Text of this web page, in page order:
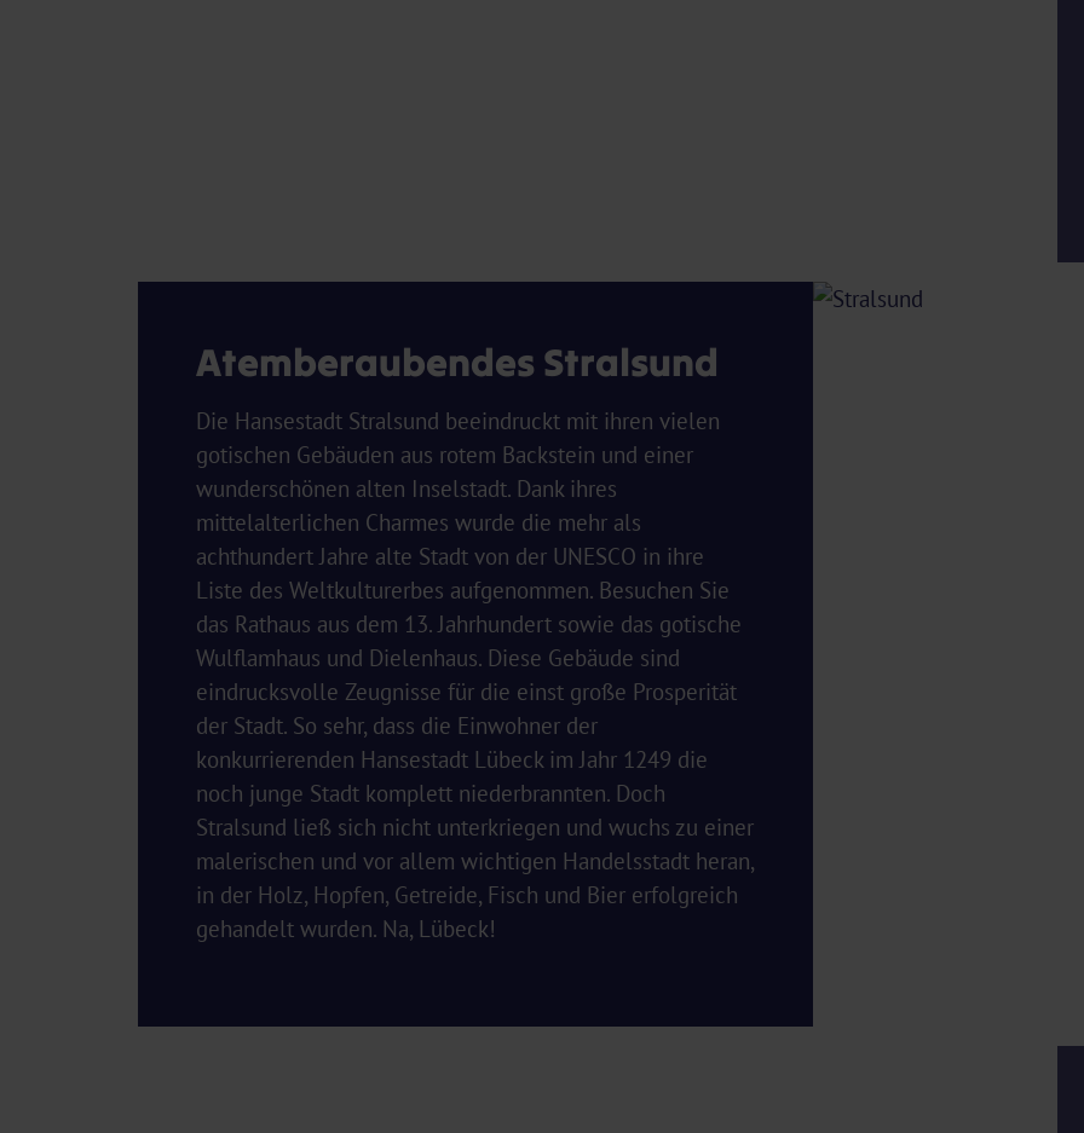
Atemberaubendes Stralsund
Die Hansestadt Stralsund beeindruckt mit ihren vielen
gotischen Gebäuden aus rotem Backstein und einer
wunderschönen alten Inselstadt. Dank ihres
mittelalterlichen Charmes wurde die mehr als
achthundert Jahre alte Stadt von der UNESCO in ihre
Liste des Weltkulturerbes aufgenommen. Besuchen Sie
das Rathaus aus dem 13. Jahrhundert sowie das gotische
Wulflamhaus und Dielenhaus. Diese Gebäude sind
eindrucksvolle Zeugnisse für die einst große Prosperität
der Stadt. So sehr, dass die Einwohner der
konkurrierenden Hansestadt Lübeck im Jahr 1249 die
noch junge Stadt komplett niederbrannten. Doch
Stralsund ließ sich nicht unterkriegen und wuchs zu einer
malerischen und vor allem wichtigen Handelsstadt heran,
in der Holz, Hopfen, Getreide, Fisch und Bier erfolgreich
gehandelt wurden. Na, Lübeck!